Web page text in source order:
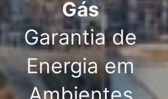
Gás
Garantia de
Energia em